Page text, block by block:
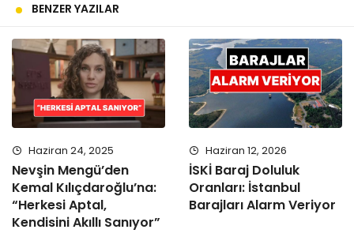
BENZER YAZILAR
Haziran 24, 2025
Nevşin Mengü’den
Kemal Kılıçdaroğlu’na:
“Herkesi Aptal,
Kendisini Akıllı Sanıyor”
Haziran 12, 2026
İSKİ Baraj Doluluk
Oranları: İstanbul
Barajları Alarm Veriyor